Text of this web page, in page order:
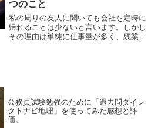
つのこと
私の周りの友人に聞いても会社を定時に
帰れることは少ないと言います。しかし
その理由は単純に仕事量が多く、残業を
公務員試験勉強のために「過去問ダイレ
クトナビ地理」を使ってみた感想と評
価。